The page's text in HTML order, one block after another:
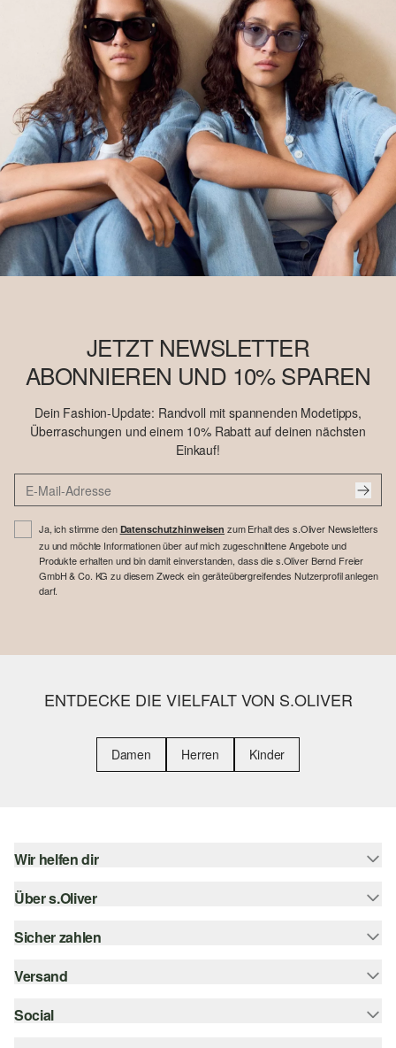
JETZT NEWSLETTER
ABONNIEREN UND 10% SPAREN
Dein Fashion-Update: Randvoll mit spannenden Modetipps,
Überraschungen und einem 10% Rabatt auf deinen nächsten
Einkauf!
Ja, ich stimme den Datenschutzhinweisen zum Erhalt des s.Oliver Newsletters
zu und möchte Informationen über auf mich zugeschnittene Angebote und
Produkte erhalten und bin damit einverstanden, dass die s.Oliver Bernd Freier
GmbH & Co. KG zu diesem Zweck ein geräteübergreifendes Nutzerprofil anlegen
darf.
ENTDECKE DIE VIELFALT VON S.OLIVER
Damen Herren Kinder
Wir helfen dir
Hilfe & FAQ
Größenberatung
Top-Kategorien
Über s.Oliver
s.Oliver Magazin
Whatsapp
Sicher zahlen
Rechnung
Kreditkarte
Versand
Sendungsverfolgung
Social